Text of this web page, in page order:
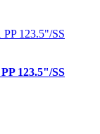
123.5"/SS